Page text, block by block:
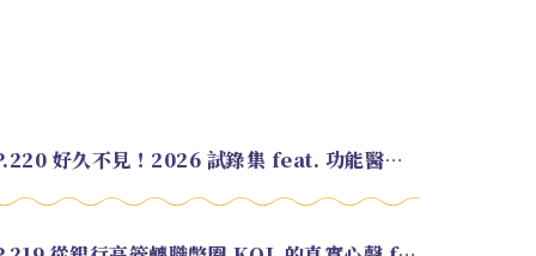
EP.220 好久不見！2026 試錄集 feat. 功能醫學營養師 美寶